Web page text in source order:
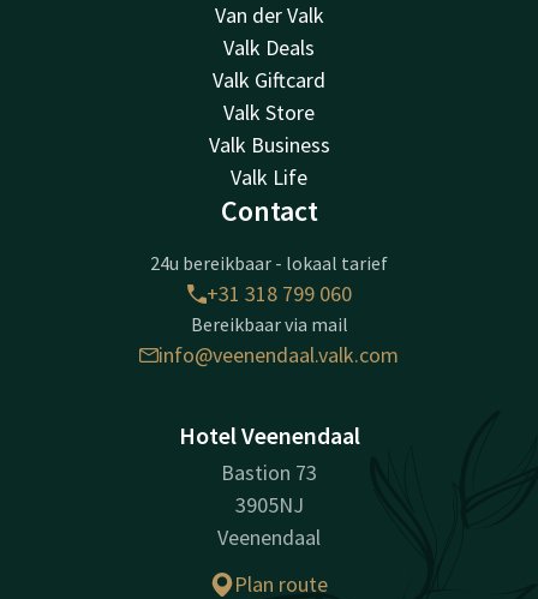
Van der Valk
Valk Deals
Valk Giftcard
Valk Store
Valk Business
Valk Life
Contact
24u bereikbaar - lokaal tarief
+31 318 799 060
Bereikbaar via mail
info@veenendaal.valk.com
Hotel Veenendaal
Bastion 73
3905NJ
Veenendaal
Plan route